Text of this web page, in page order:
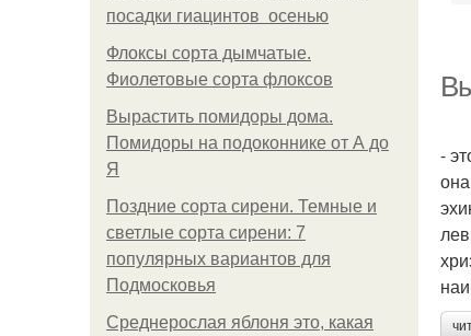
посадки гиацинтов осенью
Флоксы сорта дымчатые.
Фиолетовые сорта флоксов
Вырастить помидоры дома.
Помидоры на подоконнике от А до
Я
Поздние сорта сирени. Темные и
светлые сорта сирени: 7
популярных вариантов для
Подмосковья
Среднерослая яблоня это, какая
-